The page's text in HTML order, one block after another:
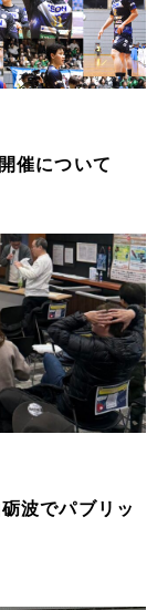
催について
波でパブリッ